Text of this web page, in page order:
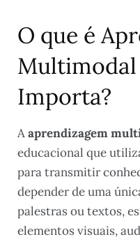
O que é
Multimodal
Importa?
Aaprendizagem
educacional que
para transmitir
depender de uma
palestras ou textos,
elementos visuais,